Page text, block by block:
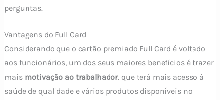
perguntas.
Vantagens do Full Card
Considerando que o cartão premiado Full Card é voltado
aos funcionários, um dos seus maiores benefícios é trazer
mais motivação ao trabalhador, que terá mais acesso à
saúde de qualidade e vários produtos disponíveis no